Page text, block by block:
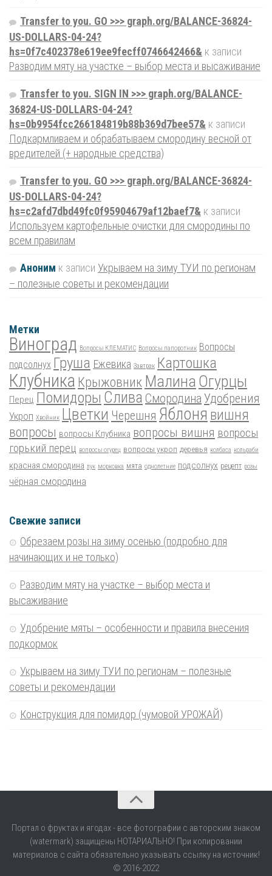
Transfer to you. GO >>> graph.org/BALANCE-36824-
US-DOLLARS-04-24?
hs=0f7c402378e619ee9fecff0746642466& к записи
Разводим мяту на участке – выбор места и высаживание
Transfer to you. SIGN IN >>> graph.org/BALANCE-
36824-US-DOLLARS-04-24?
hs=0b9954fcc266184819b88b369d7bee57& к записи
Подкармливаем и обрабатываем смородину весной от
вредителей (+ народные средства)
Transfer to you. GO >>> graph.org/BALANCE-36824-
US-DOLLARS-04-24?
hs=c2afd7dbd49fc0f95904679af12baef7& к записи
Используем картофельные очистки для смородины по
всем правилам
Аноним к записи Укрываем на зиму ТУИ по регионам
– полезные советы и рекомендации
Метки
Виноград Вопросы КЛЕМАТИС Вопросы папоротник Вопросы
подсолнух Груша Ежевика Завтрак Картошка
Клубника Крыжовник Малина Огурцы
Перец Помидоры Слива Смородина Удобрения
Укроп Хвойник Цветки Черешня Яблоня вишня
вопросы вопросы Клубника вопросы вишня вопросы
горький перец вопросы огурец вопросы укроп деревья колбаса кольраби
красная смородина лук морковка мята однолетние подсолнух рецепт розы
чёрная смородина
Свежие записи
Обрезаем розы на зиму осенью (подробно для
начинающих и не только)
Разводим мяту на участке – выбор места и
высаживание
Удобрение мяты – особенности и правила внесения
подкормок
Укрываем на зиму ТУИ по регионам – полезные
советы и рекомендации
Конструкция для помидор (чумовой УРОЖАЙ)
Портал о фруктах и ягодах - все фотографии с авторским знаком
(watermark) защищены НОТАРИАЛЬНО! При копировании
материалов с сайта обязательно указывать ссылку на источник!
© 2016-2022